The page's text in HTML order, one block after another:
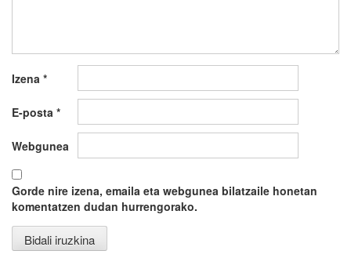
Izena *
E-posta *
Webgunea
Gorde nire izena, emaila eta webgunea bilatzaile honetan
komentatzen dudan hurrengorako.